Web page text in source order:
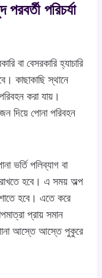
পরিচর্যা
বা বেসরকারি হ্যাচারি
কাছাকাছি স্থানে
করা যায়।
দিয়ে পোনা পরিবহন
ভর্তি পলিব্যাগ বা
হবে। এ সময় অল্প
হবে। এতে করে
প্রায় সমান
আস্তে আস্তে পুকুরে